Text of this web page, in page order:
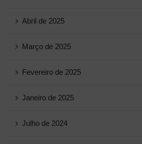
Abril de 2025
Março de 2025
Fevereiro de 2025
Janeiro de 2025
Julho de 2024